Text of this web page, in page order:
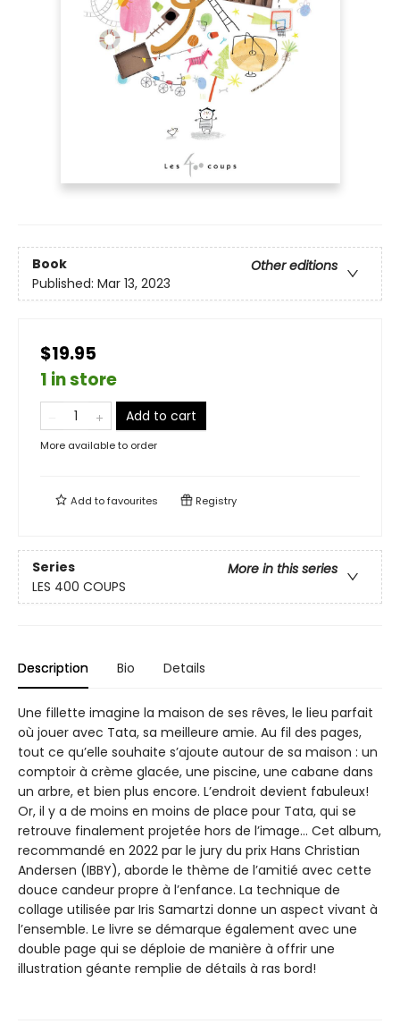
Book
Other editions
Published: Mar 13, 2023
$19.95
1 in store
Add to cart
More available to order
Add tofavourites Registry
Series
More in this series
LES 400 COUPS
Description Bio Details
Une fillette imagine la maison de ses rêves, le lieu parfait
où jouer avec Tata, sa meilleure amie. Au fil des pages,
tout ce qu’elle souhaite s’ajoute autour de sa maison : un
comptoir à crème glacée, une piscine, une cabane dans
un arbre, et bien plus encore. L’endroit devient fabuleux!
Or, il y a de moins en moins de place pour Tata, qui se
retrouve finalement projetée hors de l’image… Cet album,
recommandé en 2022 par le jury du prix Hans Christian
Andersen (IBBY), aborde le thème de l’amitié avec cette
douce candeur propre à l’enfance. La technique de
collage utilisée par Iris Samartzi donne un aspect vivant à
l’ensemble. Le livre se démarque également avec une
double page qui se déploie de manière à offrir une
illustration géante remplie de détails à ras bord!